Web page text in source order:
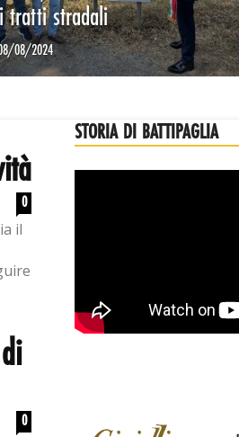
tratti stradali
08/2024
0
il
0
STORIA DI BATTIPAGLIA